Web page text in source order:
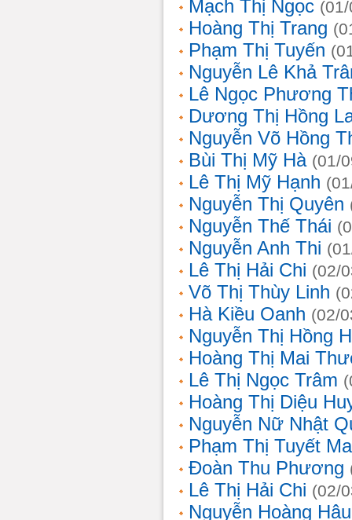
Mạch Thị Ngọc
Hoàng Thị Trang
Phạm Thị Tuyến
Nguyễn Lê Khả
Lê Ngọc Phương
Dương Thị Hồng
Nguyễn Võ Hồng
Bùi Thị Mỹ Hà (01/
Lê Thị Mỹ Hạnh
Nguyễn Thị Quyên
Nguyễn Thế Thái
Nguyễn Anh Thi
Lê Thị Hải Chi (02/
Võ Thị Thùy Linh
Hà Kiều Oanh (02/
Nguyễn Thị Hồng
Hoàng Thị Mai
Lê Thị Ngọc Trâm
Hoàng Thị Diệu
Nguyễn Nữ Nhật
Phạm Thị Tuyết
Đoàn Thu Phương
Lê Thị Hải Chi (02/
Nguyễn Hoàng Hậu